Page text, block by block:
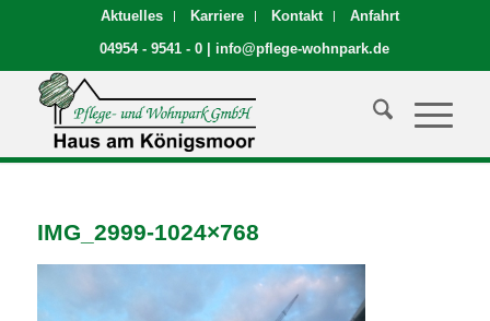
Aktuelles Karriere Kontakt
Anfahrt
04954 - 9541 - 0
info@pflege-wohnpark.de
IMG_2999-1024×768